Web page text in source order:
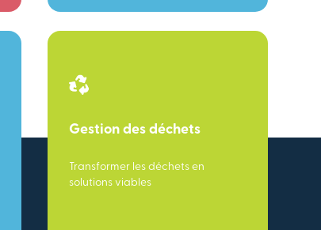
Gestion des déchets
Transformer les déchets en
solutions viables